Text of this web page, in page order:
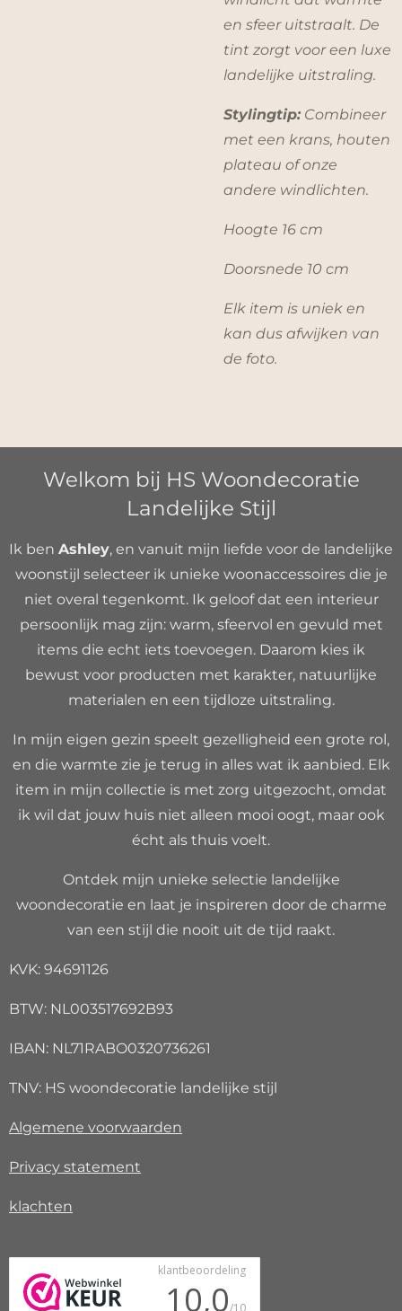
en sfeer uitstraalt. De
tint zorgt voor een luxe
landelijke uitstraling.
Stylingtip:Combineer
met een krans, houten
plateau of onze
andere windlichten.
Hoogte 16 cm
Doorsnede 10 cm
Elk item is uniek en
kan dus afwijken van
de foto.
Welkom bij HS Woondecoratie
Landelijke Stijl
Ik ben Ashley, en vanuit mijn liefde voor de landelijke
woonstijl selecteer ik unieke woonaccessoires die je
niet overal tegenkomt. Ik geloof dat een interieur
persoonlijk mag zijn: warm, sfeervol en gevuld met
items die echt iets toevoegen. Daarom kies ik
bewust voor producten met karakter, natuurlijke
materialen en een tijdloze uitstraling.
In mijn eigen gezin speelt gezelligheid een grote rol,
en die warmte zie je terug in alles wat ik aanbied. Elk
item in mijn collectie is met zorg uitgezocht, omdat
ik wil dat jouw huis niet alleen mooi oogt, maar ook
écht als thuis voelt.
Ontdek mijn unieke selectie landelijke
woondecoratie en laat je inspireren door de charme
van een stijl die nooit uit de tijd raakt.
KVK: 94691126
BTW: NL003517692B93
IBAN: NL71RABO0320736261
TNV: HS woondecoratie landelijke stijl
Algemene voorwaarden
Privacy statement
klachten